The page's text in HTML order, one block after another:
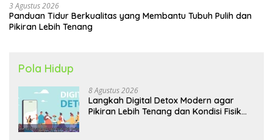
3 Agustus 2026
Panduan Tidur Berkualitas yang Membantu Tubuh Pulih dan
Pikiran Lebih Tenang
Pola Hidup
8 Agustus 2026
Langkah Digital Detox Modern agar
Pikiran Lebih Tenang dan Kondisi Fisik